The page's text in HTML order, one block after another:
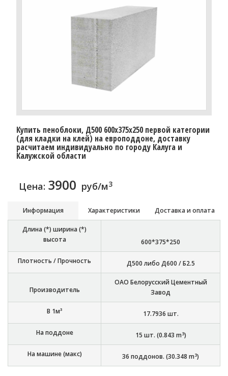
Купить пеноблоки, Д500 600x375x250 первой категории
(для кладки на клей) на европоддоне, доставку
расчитаем индивидуально по городу Калуга и
Калужской области
Цена: 3900 руб/м3
Информация Характеристики Доставка и оплата
Длина (*) ширина (*)
высота
600*375*250
Плотность / Прочность Д500 либо Д600 / Б2.5
Производитель
ОАО Белорусский Цементный
Завод
В 1м³ 17.7936 шт.
На поддоне 15 шт. (0.843 m3)
На машине (макс) 36 поддонов. (30.348 m3)